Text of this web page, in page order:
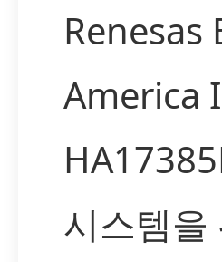
Renesas
America
시스템을